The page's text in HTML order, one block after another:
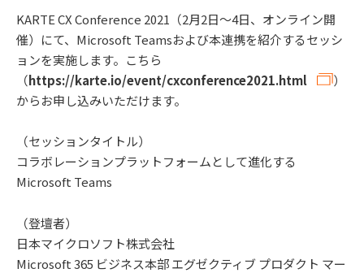
KARTE CX Conference 2021（2月2日〜4日、オンライン開
催）にて、Microsoft Teamsおよび本連携を紹介するセッシ
ョンを実施します。こちら
（https://karte.io/event/cxconference2021.html
）
からお申し込みいただけます。
（セッションタイトル）
コラボレーションプラットフォームとして進化する
Microsoft Teams
（登壇者）
日本マイクロソフト株式会社
Microsoft 365 ビジネス本部 エグゼクティブ プロダクト マー